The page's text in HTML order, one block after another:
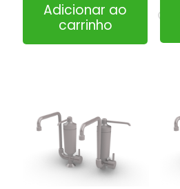
original
era:
R$38,60.
Adicionar ao
carrinho